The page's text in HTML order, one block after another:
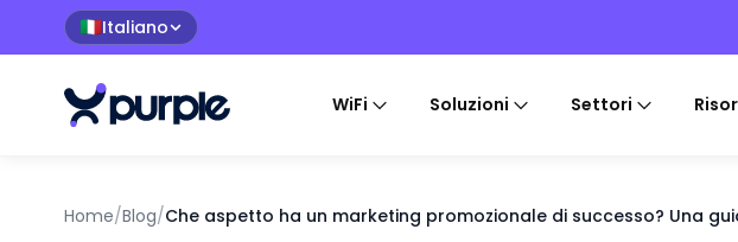
🇮🇹Italiano
WiFi Soluzioni Settori
Home/Blog/Che aspetto ha un marketing promozionale di successo? Una